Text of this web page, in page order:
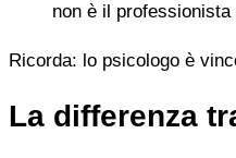
non è il
Ricorda: lo psicologo è
La differenza